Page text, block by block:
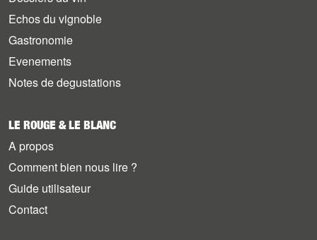
Echos du vignoble
Gastronomie
Evenements
Notes de degustations
LE ROUGE & LE BLANC
A propos
Comment bien nous lire ?
Guide utilisateur
Contact